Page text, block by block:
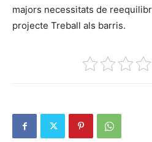
majors necessitats de
projecte Treball als barris.